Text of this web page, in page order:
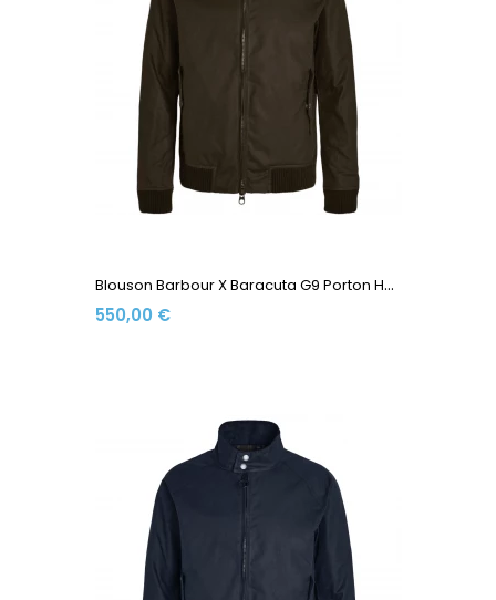
B
Louson Barbour X Baracuta G9 Porton Harrington Waxed...
550,00 €